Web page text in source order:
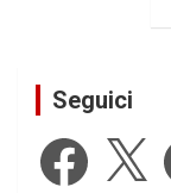
Seguici
Facebook